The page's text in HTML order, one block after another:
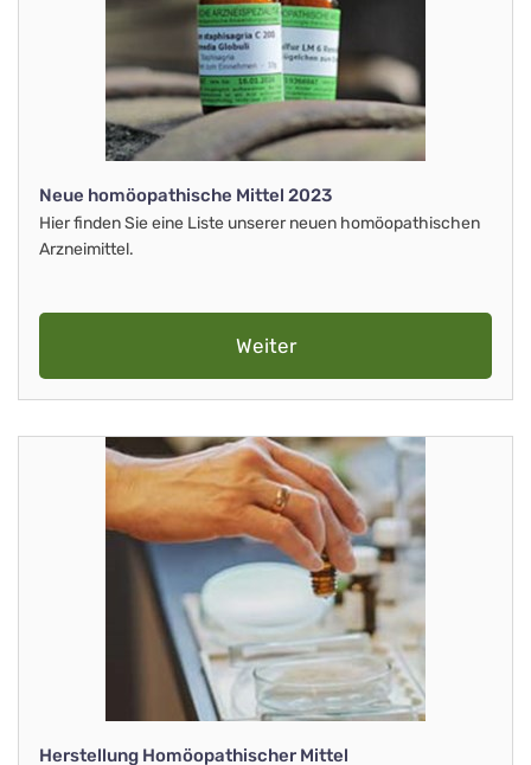
Neue homöopathische Mittel 2023
Hier finden Sie eine Liste unserer neuen homöopathischen
Arzneimittel.
Weiter
Herstellung Homöopathischer Mittel